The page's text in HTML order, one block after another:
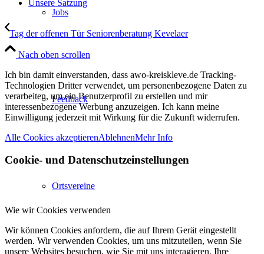
Jobs
Feedback
Ortsvereine
Unsere Satzung
Tag der offenen Tür Seniorenberatung Kevelaer
Nach oben scrollen
Ich bin damit einverstanden, dass awo-kreiskleve.de Tracking-
Technologien Dritter verwendet, um personenbezogene Daten zu
verarbeiten, um ein Benutzerprofil zu erstellen und mir
interessenbezogene Werbung anzuzeigen. Ich kann meine
Einwilligung jederzeit mit Wirkung für die Zukunft widerrufen.
Alle Cookies akzeptierenAblehnenMehr Info
Cookie- und Datenschutzeinstellungen
Wie wir Cookies verwenden
Wir können Cookies anfordern, die auf Ihrem Gerät eingestellt
werden. Wir verwenden Cookies, um uns mitzuteilen, wenn Sie
unsere Websites besuchen, wie Sie mit uns interagieren, Ihre